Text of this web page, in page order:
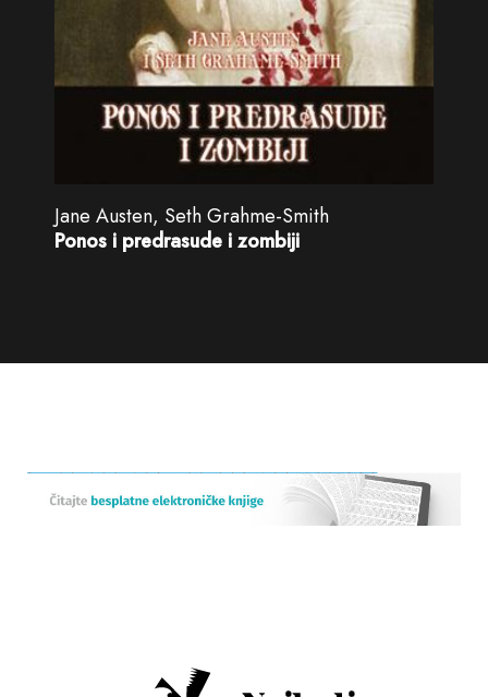
Jane Austen, Seth Grahme-Smith
Ponos i predrasude i zombiji